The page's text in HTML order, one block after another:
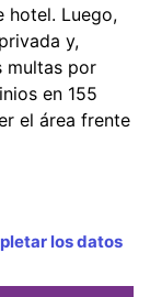
hotel. Luego,
y,
multas por
en 155
el área frente
los datos